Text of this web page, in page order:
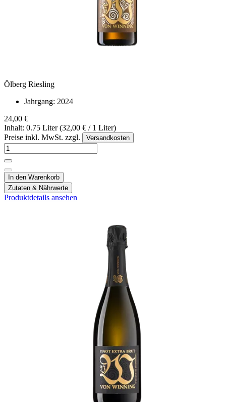
Ölberg Riesling
Jahrgang: 2024
24,00 €
Inhalt: 0.75 Liter (32,00 € / 1 Liter)
Preise inkl. MwSt. zzgl.
Versandkosten
In den Warenkorb
Zutaten & Nährwerte
Produktdetails ansehen